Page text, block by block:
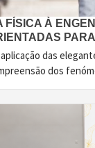
FÍSICA À
das
dos